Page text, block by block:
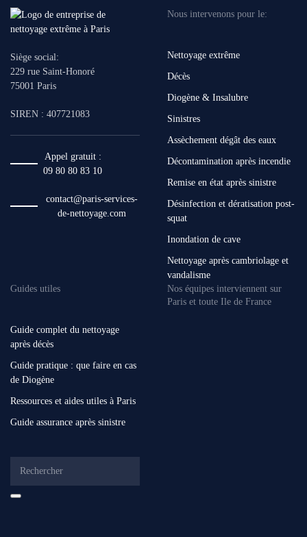
Siège social:
229 rue Saint-Honoré
75001 Paris
SIREN : 407721083
Appel gratuit :
09 80 80 83 10
contact@paris-services-
de-nettoyage.com
Nous intervenons pour le:
Nettoyage extrême
Décès
Diogène & Insalubre
Sinistres
Assèchement dégât des eaux
Décontamination après incendie
Remise en état après sinistre
Désinfection et dératisation post-
squat
Inondation de cave
Nettoyage après cambriolage et
vandalisme
Guides utiles
Guide complet du nettoyage
après décès
Guide pratique : que faire en cas
de Diogène
Ressources et aides utiles à Paris
Guide assurance après sinistre
Nos équipes interviennent sur
Paris et toute Ile de France